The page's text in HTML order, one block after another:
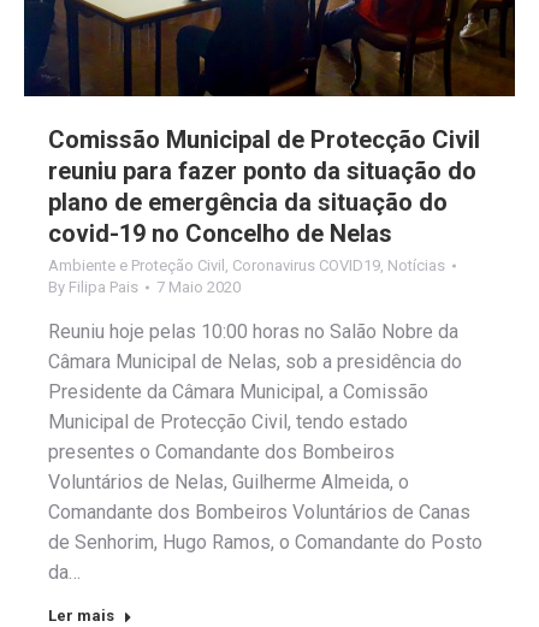
Comissão Municipal de Protecção Civil
reuniu para fazer ponto da situação do
plano de emergência da situação do
covid-19 no Concelho de Nelas
Ambiente e Proteção Civil , Coronavirus COVID19, Notícias
By Filipa Pais 7 Maio 2020
Reuniu hoje pelas 10:00 horas no Salão Nobre da
Câmara Municipal de Nelas, sob a presidência do
Presidente da Câmara Municipal, a Comissão
Municipal de Protecção Civil, tendo estado
presentes o Comandante dos Bombeiros
Voluntários de Nelas, Guilherme Almeida, o
Comandante dos Bombeiros Voluntários de Canas
de Senhorim, Hugo Ramos, o Comandante do Posto
da…
Ler mais